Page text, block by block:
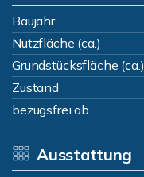
Baujahr
Nutzfläche (ca.)
Grundstücksfläche (ca.)
Zustand
bezugsfrei ab
Ausstattung